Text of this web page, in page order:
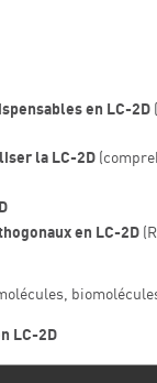
en LC-2D
la LC-2D
en LC-2D
LC-2D
échantillonnage,